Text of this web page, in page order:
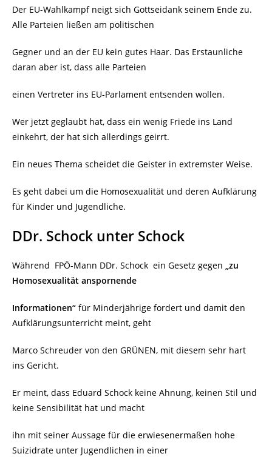
Der EU-Wahlkampf neigt sich Gottseidank seinem Ende zu.
Alle Parteien ließen am politischen
Gegner und an der EU kein gutes Haar. Das Erstaunliche
daran aber ist, dass alle Parteien
einen Vertreter ins EU-Parlament entsenden wollen.
Wer jetzt geglaubt hat, dass ein wenig Friede ins Land
einkehrt, der hat sich allerdings geirrt.
Ein neues Thema scheidet die Geister in extremster Weise.
Es geht dabei um die Homosexualität und deren Aufklärung
für Kinder und Jugendliche.
DDr. Schock unter Schock
Während FPÖ-Mann DDr. Schock ein Gesetz gegen „zu
Homosexualität anspornende
Informationen“ für Minderjährige fordert und damit den
Aufklärungsunterricht meint, geht
Marco Schreuder von den GRÜNEN, mit diesem sehr hart
ins Gericht.
Er meint, dass Eduard Schock keine Ahnung, keinen Stil und
keine Sensibilität hat und macht
ihn mit seiner Aussage für die erwiesenermaßen hohe
Suizidrate unter Jugendlichen in einer